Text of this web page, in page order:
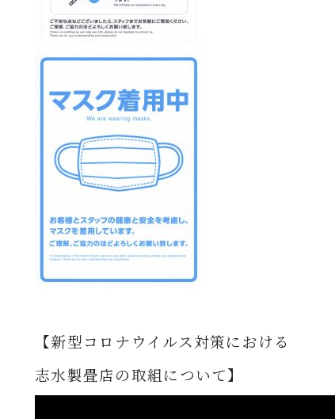
【新型コロナウイルス対策における
志水製畳店の取組について】